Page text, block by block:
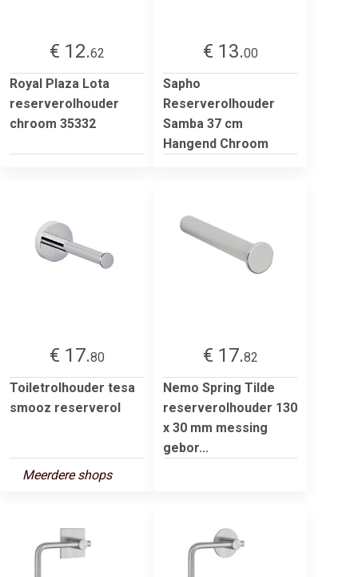
€ 12.62
Royal Plaza Lota
reserverolhouder
chroom 35332
€ 13.00
Sapho
Reserverolhouder
Samba 37 cm
Hangend Chroom
€ 17.80
Toiletrolhouder tesa
smooz reserverol
Meerdere shops
€ 17.82
Nemo Spring Tilde
reserverolhouder 130
x 30 mm messing
gebor...